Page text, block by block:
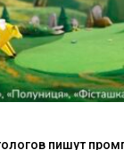
пишут